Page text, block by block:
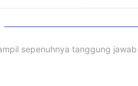
sepenuhnya tanggung